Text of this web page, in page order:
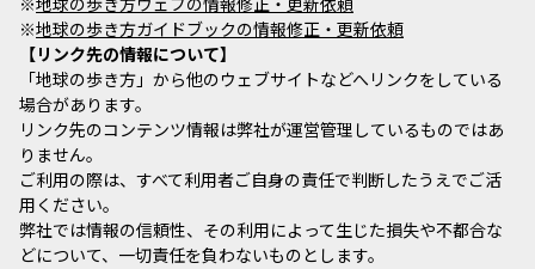
※地球の歩き方ガイドブックの情報修正・更新依頼
リンク先の情報について
「地球の歩き方」から他のウェブサイトなどへリンクをしている
場合があります。
リンク先のコンテンツ情報は弊社が運営管理しているものではあ
りません。
ご利用の際は、すべて利用者ご自身の責任で判断したうえでご活
用ください。
弊社では情報の信頼性、その利用によって生じた損失や不都合な
どについて、一切責任を負わないものとします。